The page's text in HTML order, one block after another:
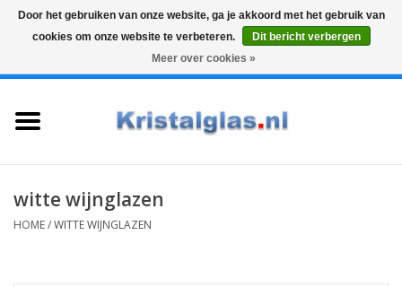
Graveren
Karaffen
witte wijnglazen
HOME/WITTE WIJNGLAZEN
Door het gebruiken van onze website, ga je akkoord met het gebruik van
cookies om onze website te verbeteren.
Dit bericht verbergen
Meer over cookies »